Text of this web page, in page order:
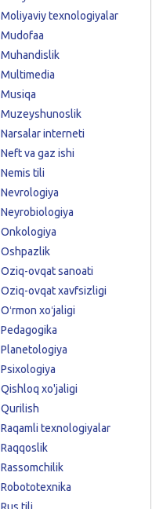
Moliyaviy texnologiyalar
Mudofaa
Muhandislik
Multimedia
Musiqa
Muzeyshunoslik
Narsalar interneti
Neft va gaz ishi
Nemis tili
Nevrologiya
Neyrobiologiya
Onkologiya
Oshpazlik
Oziq-ovqat sanoati
Oziq-ovqat xavfsizligi
Oʻrmon xoʻjaligi
Pedagogika
Planetologiya
Psixologiya
Qishloq xo'jaligi
Qurilish
Raqamli texnologiyalar
Raqqoslik
Rassomchilik
Robototexnika